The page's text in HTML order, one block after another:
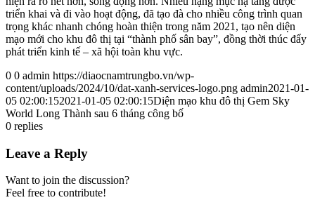
triển khai và đi vào hoạt động, đã tạo đà cho nhiều công trình quan
trọng khác nhanh chóng hoàn thiện trong năm 2021, tạo nên diện
mạo mới cho khu đô thị tại “thành phố sân bay”, đồng thời thúc đẩy
phát triển kinh tế – xã hội toàn khu vực.
0 0 admin https://diaocnamtrungbo.vn/wp-
content/uploads/2024/10/dat-xanh-services-logo.png admin2021-01-
05 02:00:152021-01-05 02:00:15Diện mạo khu đô thị Gem Sky
World Long Thành sau 6 tháng công bố
0 replies
Leave a Reply
Want to join the discussion?
Feel free to contribute!